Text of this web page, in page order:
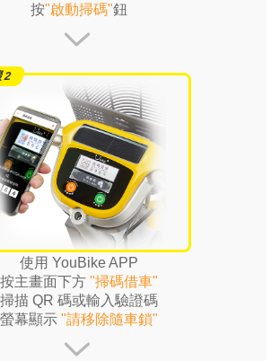
按"啟動掃碼"鈕
使用 YouBike APP
按主畫面下方 "掃碼借車"
掃描 QR 碼或輸入驗證碼
螢幕顯示 "請移除隨車鎖"